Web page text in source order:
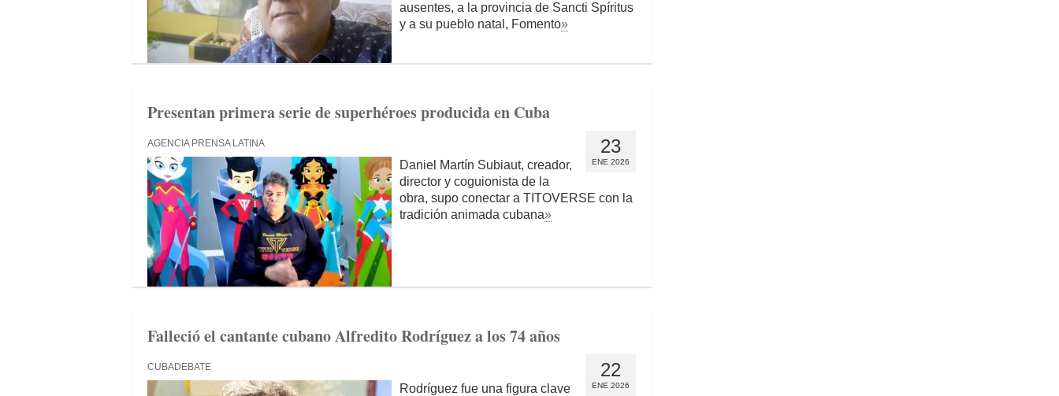
ausentes, a la provincia de Sancti Spíritus
y a su pueblo natal, Fomento»
Presentan primera serie de superhéroes producida en Cuba
23
ENE 2026
AGENCIA PRENSA LATINA
Daniel Martín Subiaut, creador,
director y coguionista de la
obra, supo conectar a TITOVERSE con la
tradición animada cubana»
Falleció el cantante cubano Alfredito Rodríguez a los 74 años
22
ENE 2026
CUBADEBATE
Rodríguez fue una figura clave